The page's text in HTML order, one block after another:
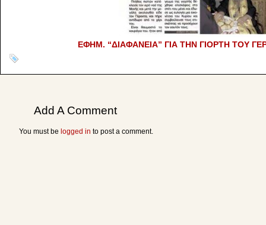
ΕΦΗΜ. “ΔΙΑΦΑΝΕΙΑ” ΓΙΑ ΤΗΝ ΓΙΟΡΤΗ ΤΟΥ
Add A Comment
You must be logged in to post a comment.